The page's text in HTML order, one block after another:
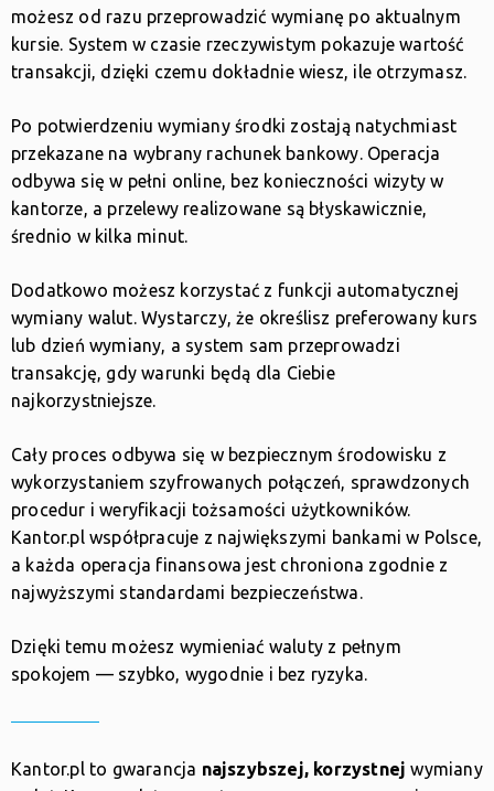
możesz od razu przeprowadzić wymianę po aktualnym
kursie. System w czasie rzeczywistym pokazuje wartość
transakcji, dzięki czemu dokładnie wiesz, ile otrzymasz.
Po potwierdzeniu wymiany środki zostają natychmiast
przekazane na wybrany rachunek bankowy. Operacja
odbywa się w pełni online, bez konieczności wizyty w
kantorze, a przelewy realizowane są błyskawicznie,
średnio w kilka minut.
Dodatkowo możesz korzystać z funkcji automatycznej
wymiany walut. Wystarczy, że określisz preferowany kurs
lub dzień wymiany, a system sam przeprowadzi
transakcję, gdy warunki będą dla Ciebie
najkorzystniejsze.
Cały proces odbywa się w bezpiecznym środowisku z
wykorzystaniem szyfrowanych połączeń, sprawdzonych
procedur i weryfikacji tożsamości użytkowników.
Kantor.pl współpracuje z największymi bankami w Polsce,
a każda operacja finansowa jest chroniona zgodnie z
najwyższymi standardami bezpieczeństwa.
Dzięki temu możesz wymieniać waluty z pełnym
spokojem — szybko, wygodnie i bez ryzyka.
Kantor.pl to gwarancja najszybszej, korzystnej wymiany